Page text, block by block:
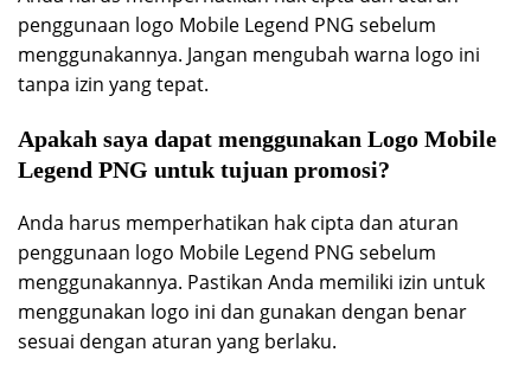
penggunaan logo Mobile Legend PNG sebelum
menggunakannya. Jangan mengubah warna logo ini
tanpa izin yang tepat.
Apakah saya dapat menggunakan Logo Mobile
Legend PNG untuk tujuan promosi?
Anda harus memperhatikan hak cipta dan aturan
penggunaan logo Mobile Legend PNG sebelum
menggunakannya. Pastikan Anda memiliki izin untuk
menggunakan logo ini dan gunakan dengan benar
sesuai dengan aturan yang berlaku.